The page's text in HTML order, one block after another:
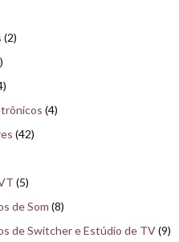
(2)
(4)
(42)
(5)
de Som (8)
de Switcher e Estúdio de TV(9)